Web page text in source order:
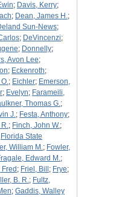
; Davis, Kerry;
; Dean, James H.;
Sun-News;
; DeVincenzi;
; Donnelly;
Avon Lee;
; Eckenroth;
; Eichler; Emerson,
; Evelyn; Farameili,
Thomas G.;
J.; Festa, Anthony;
; Finch, John W.;
Florida State
William M.; Fowler,
Edward M.;
Fred ; Friel, Bill ; Frye;
B. R.; Fultz,
; Gaddis, Walley